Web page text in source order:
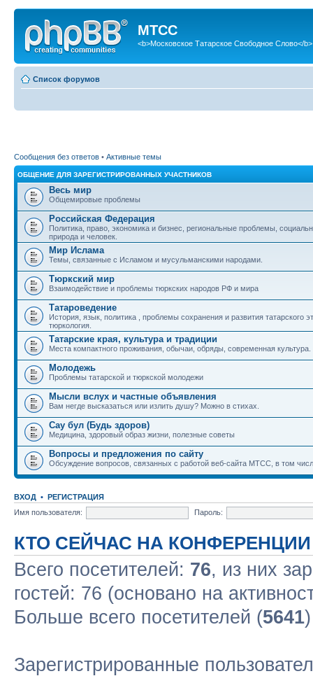
МТСС
<b>Московское Татарское Свободное Слово</b>
Список форумов
Сообщения без ответов • Активные темы
ОБЩЕНИЕ ДЛЯ ЗАРЕГИСТРИРОВАННЫХ УЧАСТНИКОВ
Весь мир
Общемировые проблемы
Российская Федерация
Политика, право, экономика и бизнес, региональные проблемы,
природа и человек.
Мир Ислама
Темы, связанные с Исламом и мусульманскими народами.
Тюркский мир
Взаимодействие и проблемы тюркских народов РФ и мира
Татароведение
История, язык, политика , проблемы сохранения и развития татарского
тюркология.
Татарские края, культура и традиции
Места компактного проживания, обычаи, обряды, современная культура.
Молодежь
Проблемы татарской и тюркской молодежи
Мысли вслух и частные объявления
Вам негде высказаться или излить душу? Можно в стихах.
Сау бул (Будь здоров)
Медицина, здоровый образ жизни, полезные советы
Вопросы и предложения по сайту
Обсуждение вопросов, связанных с работой веб-сайта МТСС, в том
ВХОД • РЕГИСТРАЦИЯ
Имя пользователя:
Пароль:
КТО СЕЙЧАС НА КОНФЕРЕНЦИИ
Всего посетителей: 76, из них
гостей: 76 (основано на
Больше всего посетителей (5641
Зарегистрированные